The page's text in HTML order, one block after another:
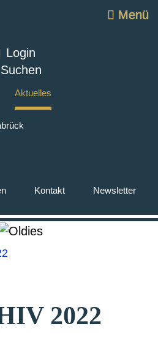
Login
Suchen
Menü
Aktuelles
Kontakt Newsletter
2022